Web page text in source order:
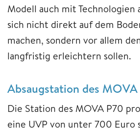
Modell auch mit Technologien
sich nicht direkt auf dem
machen, sondern vor allem
langfristig erleichtern sollen.
Absaugstation des
Die Station des MOVA P70
eine UVP von unter 700 Euro